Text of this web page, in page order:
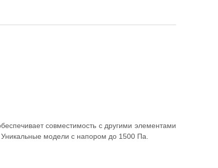
совместимость с другими элементами
модели с напором до 1500 Па.